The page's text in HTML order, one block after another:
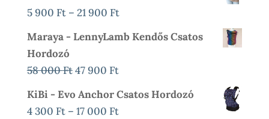
5 900 Ft – 21 900 FtÁrtartomány:
900 Ft
Maraya - LennyLamb Kendős Csatos
Hordozó
58 000FtOriginal
47 900 FtCurrent
KiBi - Evo Anchor Csatos Hordozó
4 300 Ft – 17 000 FtÁrtartomány: